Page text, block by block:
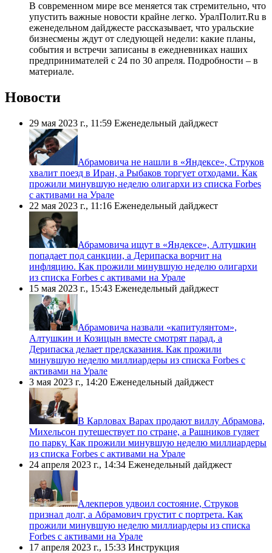
В современном мире все меняется так стремительно, что
упустить важные новости крайне легко. УралПолит.Ru в
еженедельном дайджесте рассказывает, что уральские
бизнесмены ждут от следующей недели: какие планы,
события и встречи записаны в ежедневниках наших
предпринимателей с 24 по 30 апреля. Подробности – в
материале.
Новости
29 мая 2023 г., 11:59 Еженедельный дайджест
​Абрамовича не нашли в «Яндексе», Струков
хвалит поезд в Иран, а Рыбаков торгует отходами. Как
прожили минувшую неделю олигархи из списка Forbes
c активами на Урале
22 мая 2023 г., 11:16 Еженедельный дайджест
​Абрамовича ищут в «Яндексе», Алтушкин
попадает под санкции, а Дерипаска ворчит на
инфляцию. Как прожили минувшую неделю олигархи
из списка Forbes с активами на Урале
15 мая 2023 г., 15:43 Еженедельный дайджест
​Абрамовича назвали «капитулянтом»,
Алтушкин и Козицын вместе смотрят парад, а
Дерипаска делает предсказания. Как прожили
минувшую неделю миллиардеры из списка Forbes с
активами на Урале
3 мая 2023 г., 14:20 Еженедельный дайджест
​В Карловах Варах продают виллу Абрамова,
Михельсон путешествует по стране, а Рашников гуляет
по парку. Как прожили минувшую неделю миллиардеры
из списка Forbes с активами на Урале
24 апреля 2023 г., 14:34 Еженедельный дайджест
​Алекперов удвоил состояние, Струков
признал долг, а Абрамович грустит с портрета. Как
прожили минувшую неделю миллиардеры из списка
Forbes с активами на Урале
17 апреля 2023 г., 15:33 Инструкция